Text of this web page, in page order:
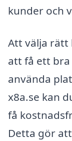
kunder och
Att välja rätt
att få ett
använda
x8a.se kan
få
Detta gör